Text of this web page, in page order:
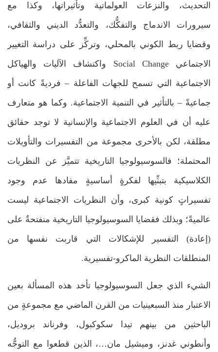
التحديث، والنزعات العولماتية وتأثيراتها، وكذا مع
سيرورات الاندماج والتفكُّك، والتعدُّد الديني والثقافي،
وقضايا ربط الكوني بالمحلي، وتركِّز على دراسة التغيير
الاجتماعي Social Change واكتشاف الآليات والهياكل
الاجتماعية التي تسمح للجهات الفاعلة – فرديةً كانت أو
جماعيةً – بالتأثير في التنمية الاجتماعية. وكما هو متعارف
عليه أن في العلوم الاجتماعية والإنسانية لا توجد حقائق
مطلقة، لكن بالأحرى مجموعة من التفسيرات والتأويلات
المحتملة؛ فالسوسيولوجيا التاريخية تتميَّز عن النظريات
الكلاسيكية بتبنِّيها لفكرةٍ أساسيةٍ مفادها عدم وجود
تفسيراتٍ كونية كبرى، وأن النظريات الاجتماعية ليست
عالميةً؛ وبذلك فقضايا السوسيولوجيا التاريخية منفتحةٌ على
(إعادة) التفسير للإشكالات التي قاربت نفسها من
المنطلقات النظرية الماكرو-تفسيرية.
الشيء الذي جعل السوسيولوجيا تأخد هذه المسألة بعين
الاعتبار منذ السبعينيات من القرن الماضي مع مجموعةٍ من
الباحثين من بينهم تيدا سكوكبول، وفرناند بروديل،
وأنطوني غدنز، وميشيل مان…، الذين قطعوا مع التوجُّه